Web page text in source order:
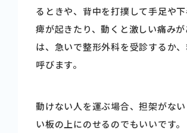
るときや、背中を打撲して手足や
痺が起きたり、動くと激しい痛みが
は、急いで整形外科を受診するか
呼びます。
動けない人を運ぶ場合、担架がな
い板の上にのせるのでもいいです。